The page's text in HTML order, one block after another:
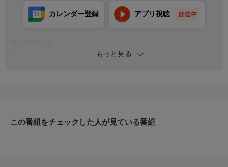
もっと見る
カレンダー登録 アプリ視聴 放送中
天月、北村諒
この番組をチェックした人が見ている番組